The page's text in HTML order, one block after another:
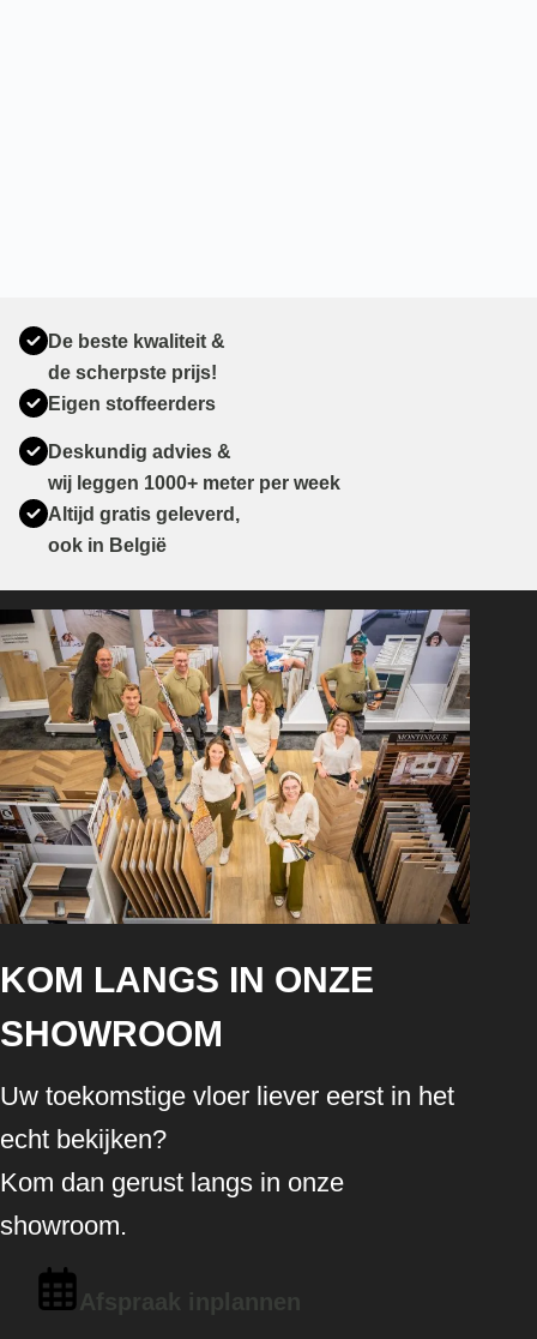
De beste kwaliteit &
de scherpste prijs!
Eigen stoffeerders
Deskundig advies &
wij leggen 1000+ meter per week
Altijd gratis geleverd,
ook in België
KOM LANGS IN ONZE
SHOWROOM
Uw toekomstige vloer liever eerst in het
echt bekijken?
Kom dan gerust langs in onze
showroom.
Afspraak inplannen